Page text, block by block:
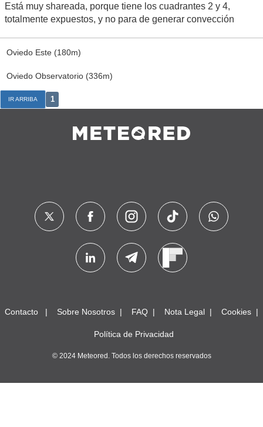
Está muy shareada, porque tiene los cuadrantes 2 y 4,
totalmente expuestos, y no para de generar convección
Oviedo Este (180m)
Oviedo Observatorio (336m)
IR ARRIBA 1
Contacto Sobre Nosotros FAQ Nota Legal Cookies
Política de Privacidad
© 2024 Meteored. Todos los derechos reservados